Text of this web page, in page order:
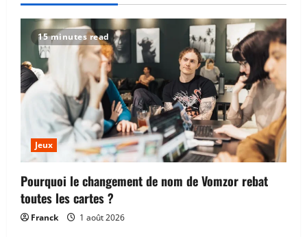
15 minutes read
Jeux
Pourquoi le changement de nom de Vomzor rebat
toutes les cartes ?
Franck 1 août 2026
Web
Comment marche vraiment une
blockchain quand tu lances une
transaction ?
3 août 2026
Jeux
Pourquoi le changement de nom de